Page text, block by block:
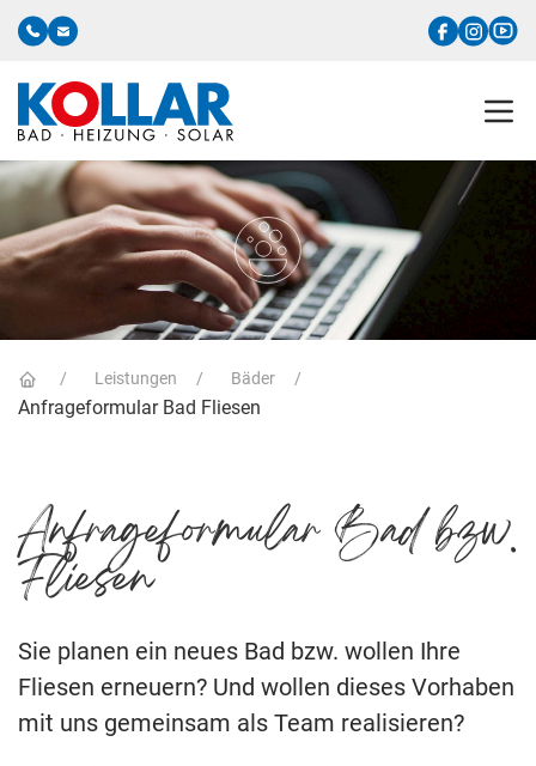
Leistungen Bäder
Anfrageformular Bad Fliesen
Anfrageformular Bad bzw.
Fliesen
Sie planen ein neues Bad bzw. wollen Ihre
Fliesen erneuern? Und wollen dieses Vorhaben
mit uns gemeinsam als Team realisieren?